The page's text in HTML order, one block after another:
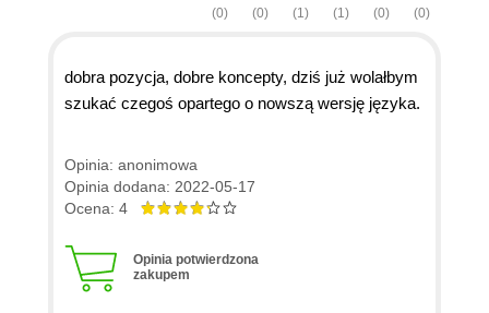
(0)
(0)
(1)
(1)
(0)
(0)
dobra pozycja, dobre koncepty, dziś już wolałbym
szukać czegoś opartego o nowszą wersję języka.
Opinia: anonimowa
Opinia dodana: 2022-05-17
Ocena: 4
Opinia potwierdzona
zakupem